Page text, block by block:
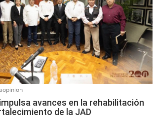
avances en la rehabilitación
de la JAD